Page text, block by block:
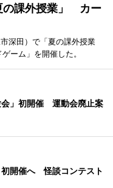
の課外授業」 カー
深田）で「夏の課外授業
ーム」を開催した。
会」初開催 運動会廃止案
初開催へ 怪談コンテスト